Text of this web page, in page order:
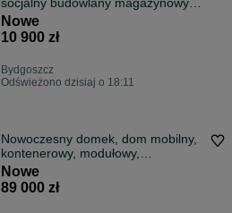
socjalny budowlany magazynowy
6x2,5 m
Nowe
10 900 zł
Bydgoszcz
Odświeżono dzisiaj o 18:11
Nowoczesny domek, dom mobilny,
kontenerowy, modułowy,
letniskowy.
Nowe
89 000 zł